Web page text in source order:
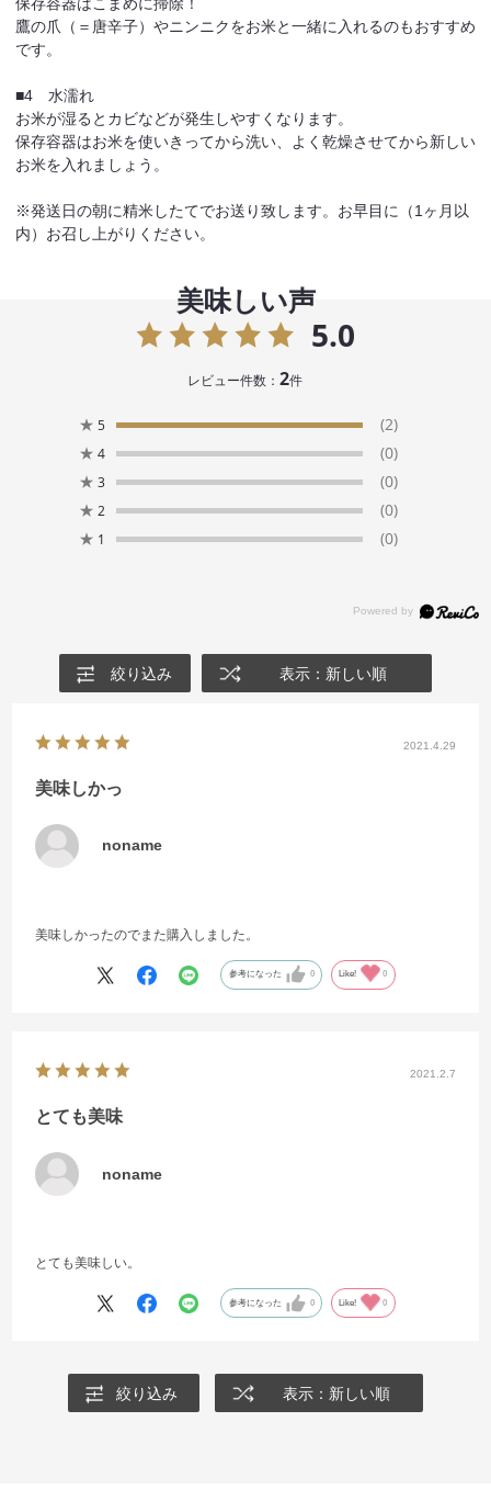
鷹の爪（＝唐辛子）やニンニクをお米と一緒に入れるのもおすすめ
です。
■4 水濡れ
お米が湿るとカビなどが発生しやすくなります。
保存容器はお米を使いきってから洗い、よく乾燥させてから新しい
お米を入れましょう。
※発送日の朝に精米したてでお送り致します。お早目に（1ヶ月以
内）お召し上がりください。
美味しい声
5.0
レビュー件数：2件
★ 5
(2)
★ 4
(0)
★ 3
(0)
★ 2
(0)
★ 1 (0)
絞り込み 表示：新しい順
2021.4.29
美味しかっ
noname
美味しかったのでまた購入しました。
参考になった 0 Like! 0
2021.2.7
とても美味
noname
とても美味しい。
参考になった 0 Like! 0
絞り込み 表示：新しい順